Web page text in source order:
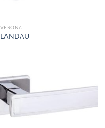
VERONA
LANDAU